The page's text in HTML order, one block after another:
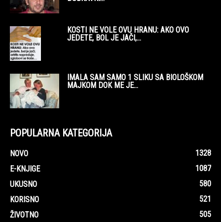
KOSTI NE VOLE OVU HRANU: AKO OVO
JEDETE, BOL JE JAČI,...
IMALA SAM SAMO 1 SLIKU SA BIOLOŠKOM
MAJKOM DOK ME JE...
POPULARNA KATEGORIJA
NOVO
1328
E-KNJIGE
1087
UKUSNO
580
KORISNO
521
ŽIVOTNO
505